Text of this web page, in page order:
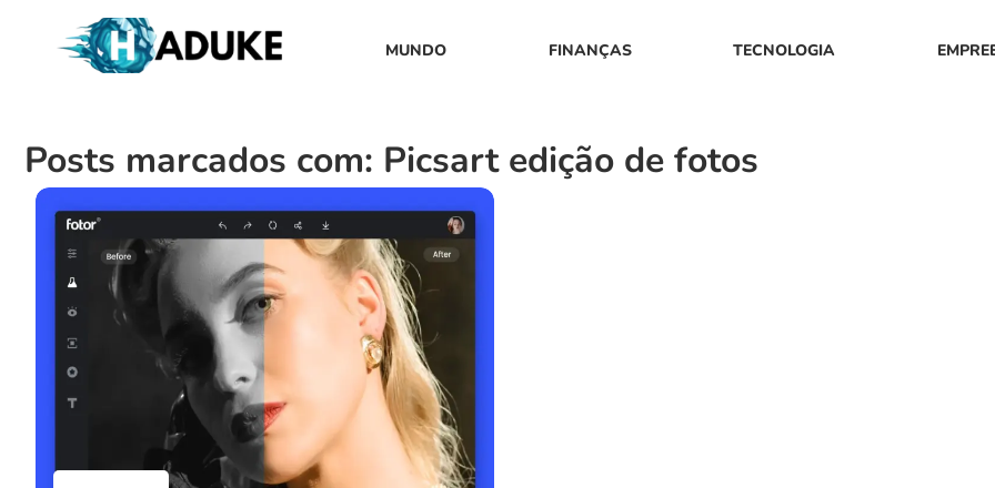
MUNDO FINANÇAS TECNOLOGIA
Posts marcados com: Picsart edição de fotos